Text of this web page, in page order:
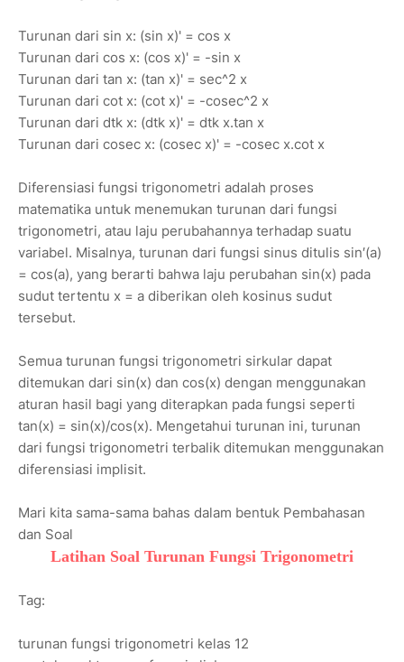
Turunan dari sin x: (sin x)' = cos x
Turunan dari cos x: (cos x)' = -sin x
Turunan dari tan x: (tan x)' = sec^2 x
Turunan dari cot x: (cot x)' = -cosec^2 x
Turunan dari dtk x: (dtk x)' = dtk x.tan x
Turunan dari cosec x: (cosec x)' = -cosec x.cot x
Diferensiasi fungsi trigonometri adalah proses
matematika untuk menemukan turunan dari fungsi
trigonometri, atau laju perubahannya terhadap suatu
variabel. Misalnya, turunan dari fungsi sinus ditulis sin′(a)
= cos(a), yang berarti bahwa laju perubahan sin(x) pada
sudut tertentu x = a diberikan oleh kosinus sudut
tersebut.
Semua turunan fungsi trigonometri sirkular dapat
ditemukan dari sin(x) dan cos(x) dengan menggunakan
aturan hasil bagi yang diterapkan pada fungsi seperti
tan(x) = sin(x)/cos(x). Mengetahui turunan ini, turunan
dari fungsi trigonometri terbalik ditemukan menggunakan
diferensiasi implisit.
Mari kita sama-sama bahas dalam bentuk Pembahasan
dan Soal
Latihan Soal Turunan Fungsi Trigonometri
Tag:
turunan fungsi trigonometri kelas 12